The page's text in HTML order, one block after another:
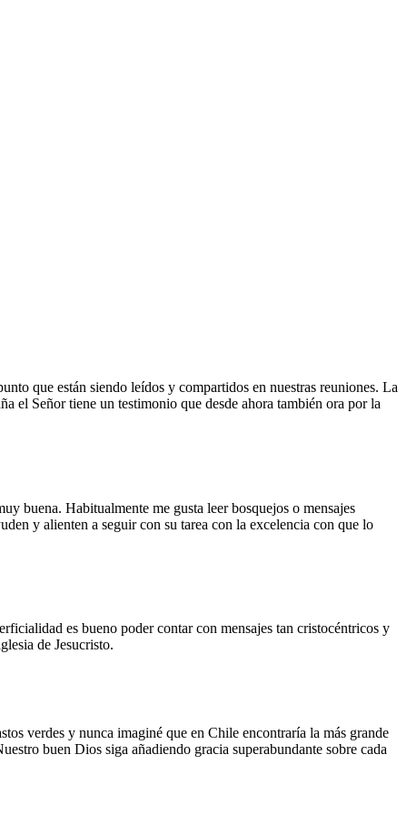
que están siendo leídos y compartidos en nuestras reuniones. La
el Señor tiene un testimonio que desde ahora también ora por la
buena. Habitualmente me gusta leer bosquejos o mensajes
y alienten a seguir con su tarea con la excelencia con que lo
es bueno poder contar con mensajes tan cristocéntricos y
de Jesucristo.
verdes y nunca imaginé que en Chile encontraría la más grande
buen Dios siga añadiendo gracia superabundante sobre cada